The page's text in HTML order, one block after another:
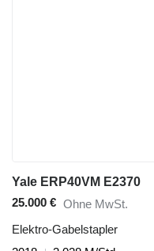
Yale ERP40VM E2370
25.000 € Ohne MwSt.
Elektro-Gabelstapler